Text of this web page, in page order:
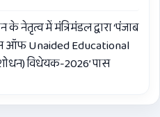
नेतृत्व में मंत्रिमंडल द्वारा ‘पंजाब
Unaided Educational
विधेयक-2026’ पास